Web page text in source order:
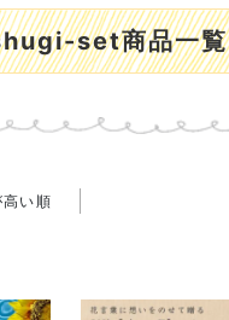
set商品一覧
高い順